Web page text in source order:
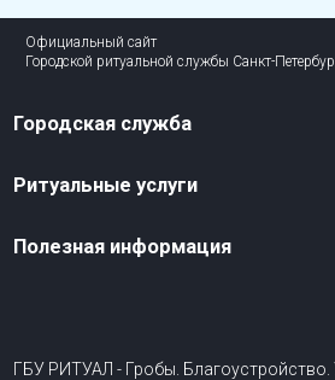
Официальный сайт
Городской ритуальной службы Санкт-
Городская служба
Ритуальные услуги
Полезная информация
ГБУ РИТУАЛ - Гробы. Благоустройство.